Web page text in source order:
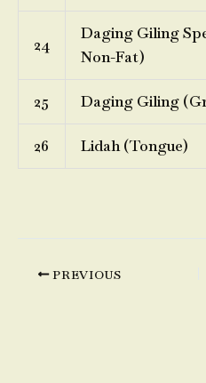
24
Daging Giling
Non-Fat)
25 Daging Giling
26 Lidah (Tongue)
PREVIOUS